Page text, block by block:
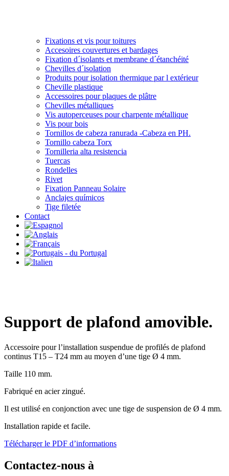
Fixations et vis pour toitures
Accesoires couvertures et bardages
Fixation d´isolants et membrane d´étanchéité
Chevilles d´isolation
Produits pour isolation thermique par l extérieur
Cheville plastique
Accessoires pour plaques de plâtre
Chevilles métalliques
Vis autoperceuses pour charpente métallique
Vis pour bois
Tornillos de cabeza ranurada -Cabeza en PH.
Tornillo cabeza Torx
Tornilleria alta resistencia
Tuercas
Rondelles
Rivet
Fixation Panneau Solaire
Anclajes químicos
Tige filetée
Contact
Support de plafond amovible.
Accessoire pour l’installation suspendue de profilés de plafond
continus T15 – T24 mm au moyen d’une tige Ø 4 mm.
Taille 110 mm.
Fabriqué en acier zingué.
Il est utilisé en conjonction avec une tige de suspension de Ø 4 mm.
Installation rapide et facile.
Télécharger le PDF d’informations
Contactez-nous à